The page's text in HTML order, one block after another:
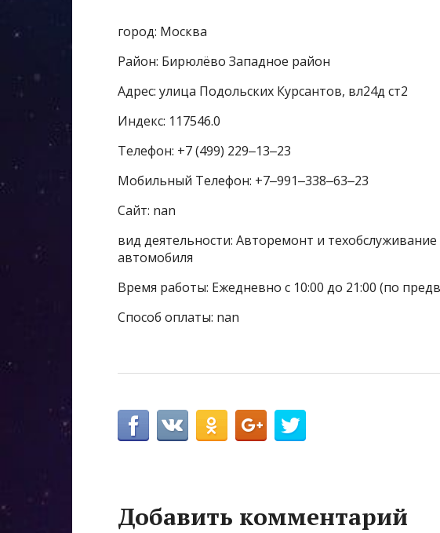
город: Москва
Район: Бирюлёво Западное район
Адрес: улица Подольских Курсантов, вл24д ст2
Индекс: 117546.0
Телефон: +7 (499) 229‒13‒23
Мобильный Телефон: +7‒991‒338‒63‒23
Сайт: nan
вид деятельности: Авторемонт и
автомобиля
Время работы: Ежедневно с 10:00 до 21:00 (по
Способ оплаты: nan
Добавить комментарий